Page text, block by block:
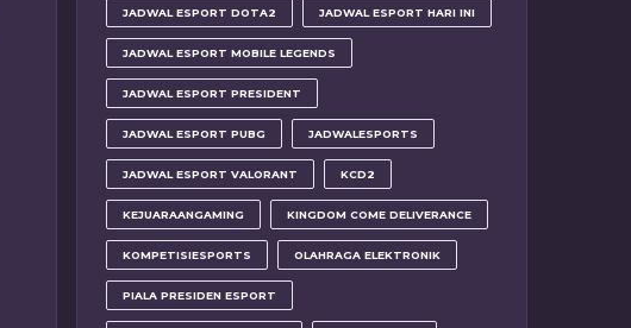
JADWAL ESPORT DOTA2 JADWAL ESPORT HARI INI
JADWAL ESPORT MOBILE LEGENDS
JADWAL ESPORT PRESIDENT
JADWAL ESPORT PUBG JADWALESPORTS
JADWAL ESPORT VALORANT KCD2
KEJUARAANGAMING KINGDOM COME DELIVERANCE
KOMPETISIESPORTS OLAHRAGA ELEKTRONIK
PIALA PRESIDEN ESPORT